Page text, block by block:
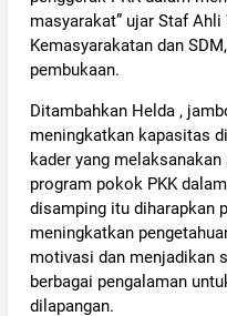
masyarakat” ujar Staf
Kemasyarakatan dan
pembukaan.
Ditambahkan Helda ,
meningkatkan kapasitas
kader yang
program pokok PKK
disamping itu diharapkan
meningkatkan
motivasi dan menjadikan
berbagai pengalaman
dilapangan.